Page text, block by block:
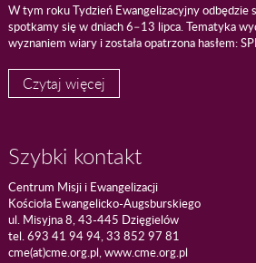
W tym roku Tydzień Ewangelizacyjny odbędzie
spotkamy się w dniach 6–13 lipca. Tematyka
wyznaniem wiary i została opatrzona hasłem:
Czytaj więcej
Szybki kontakt
Centrum Misji i Ewangelizacji
Kościoła Ewangelicko-Augsburskiego
ul. Misyjna 8, 43-445 Dzięgielów
tel. 693 41 94 94, 33 852 97 81
cme(at)cme.org.pl, www.cme.org.pl